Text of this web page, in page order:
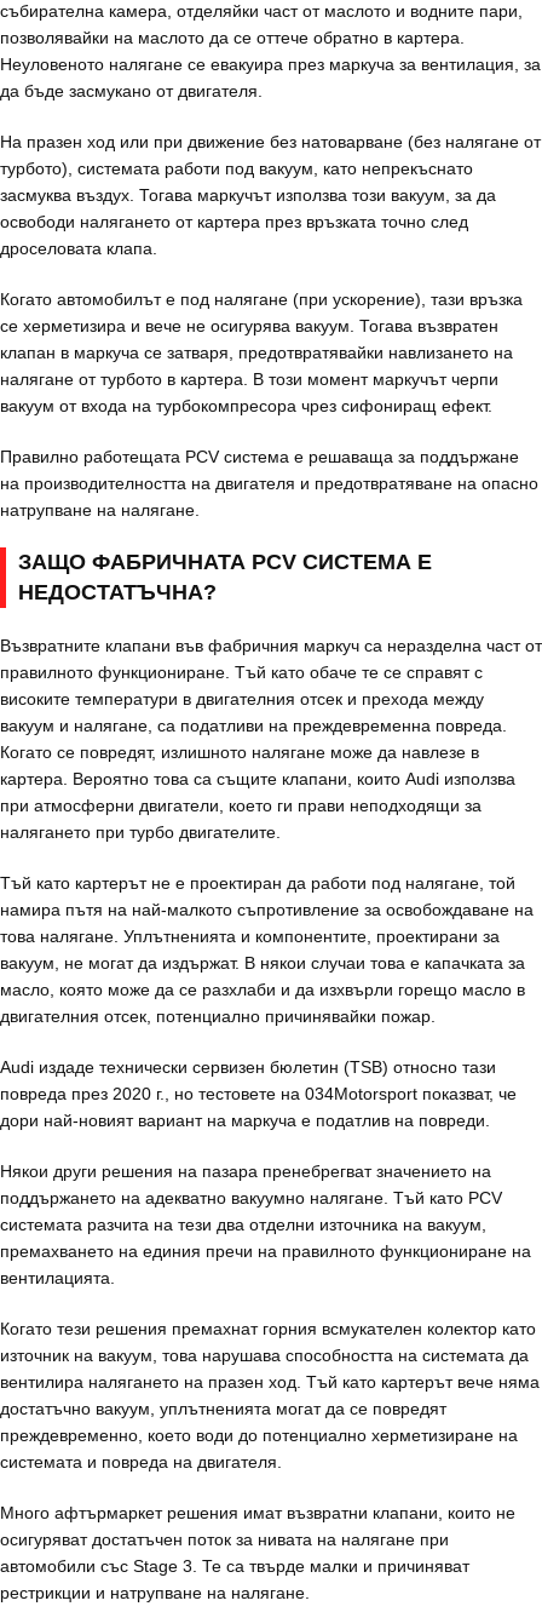
събирателна камера, отделяйки част от маслото и водните пари,
позволявайки на маслото да се оттече обратно в картера.
Неуловеното налягане се евакуира през маркуча за вентилация, за
да бъде засмукано от двигателя.
На празен ход или при движение без натоварване (без налягане от
турбото), системата работи под вакуум, като непрекъснато
засмуква въздух. Тогава маркучът използва този вакуум, за да
освободи налягането от картера през връзката точно след
дроселовата клапа.
Когато автомобилът е под налягане (при ускорение), тази връзка
се херметизира и вече не осигурява вакуум. Тогава възвратен
клапан в маркуча се затваря, предотвратявайки навлизането на
налягане от турбото в картера. В този момент маркучът черпи
вакуум от входа на турбокомпресора чрез сифониращ ефект.
Правилно работещата PCV система е решаваща за поддържане
на производителността на двигателя и предотвратяване на опасно
натрупване на налягане.
ЗАЩО ФАБРИЧНАТА PCV СИСТЕМА Е
НЕДОСТАТЪЧНА?
Възвратните клапани във фабричния маркуч са неразделна част от
правилното функциониране. Тъй като обаче те се справят с
високите температури в двигателния отсек и прехода между
вакуум и налягане, са податливи на преждевременна повреда.
Когато се повредят, излишното налягане може да навлезе в
картера. Вероятно това са същите клапани, които Audi използва
при атмосферни двигатели, което ги прави неподходящи за
налягането при турбо двигателите.
Тъй като картерът не е проектиран да работи под налягане, той
намира пътя на най-малкото съпротивление за освобождаване на
това налягане. Уплътненията и компонентите, проектирани за
вакуум, не могат да издържат. В някои случаи това е капачката за
масло, която може да се разхлаби и да изхвърли горещо масло в
двигателния отсек, потенциално причинявайки пожар.
Audi издаде технически сервизен бюлетин (TSB) относно тази
повреда през 2020 г., но тестовете на 034Motorsport показват, че
дори най-новият вариант на маркуча е податлив на повреди.
Някои други решения на пазара пренебрегват значението на
поддържането на адекватно вакуумно налягане. Тъй като PCV
системата разчита на тези два отделни източника на вакуум,
премахването на единия пречи на правилното функциониране на
вентилацията.
Когато тези решения премахнат горния всмукателен колектор като
източник на вакуум, това нарушава способността на системата да
вентилира налягането на празен ход. Тъй като картерът вече няма
достатъчно вакуум, уплътненията могат да се повредят
преждевременно, което води до потенциално херметизиране на
системата и повреда на двигателя.
Много афтърмаркет решения имат възвратни клапани, които не
осигуряват достатъчен поток за нивата на налягане при
автомобили със Stage 3. Те са твърде малки и причиняват
рестрикции и натрупване на налягане.